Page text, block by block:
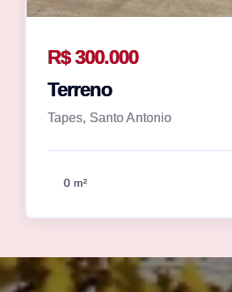
R$ 300.000
Terreno
Tapes, Santo Antonio
0 m²